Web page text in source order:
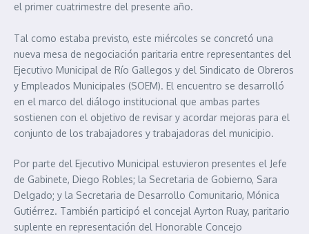
el primer cuatrimestre del presente año.
Tal como estaba previsto, este miércoles se concretó una
nueva mesa de negociación paritaria entre representantes del
Ejecutivo Municipal de Río Gallegos y del Sindicato de Obreros
y Empleados Municipales (SOEM). El encuentro se desarrolló
en el marco del diálogo institucional que ambas partes
sostienen con el objetivo de revisar y acordar mejoras para el
conjunto de los trabajadores y trabajadoras del municipio.
Por parte del Ejecutivo Municipal estuvieron presentes el Jefe
de Gabinete, Diego Robles; la Secretaria de Gobierno, Sara
Delgado; y la Secretaria de Desarrollo Comunitario, Mónica
Gutiérrez. También participó el concejal Ayrton Ruay, paritario
suplente en representación del Honorable Concejo